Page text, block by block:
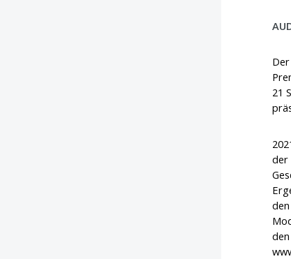
21
der